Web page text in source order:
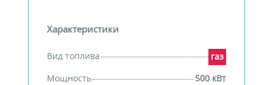
Характеристики
Вид топлива
газ
Мощность
500 кВт